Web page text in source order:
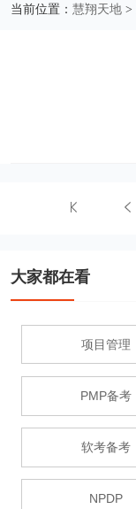
当前位置： 慧翔天地>
大家都在看
项目管理
PMP备考
软考备考
NPDP